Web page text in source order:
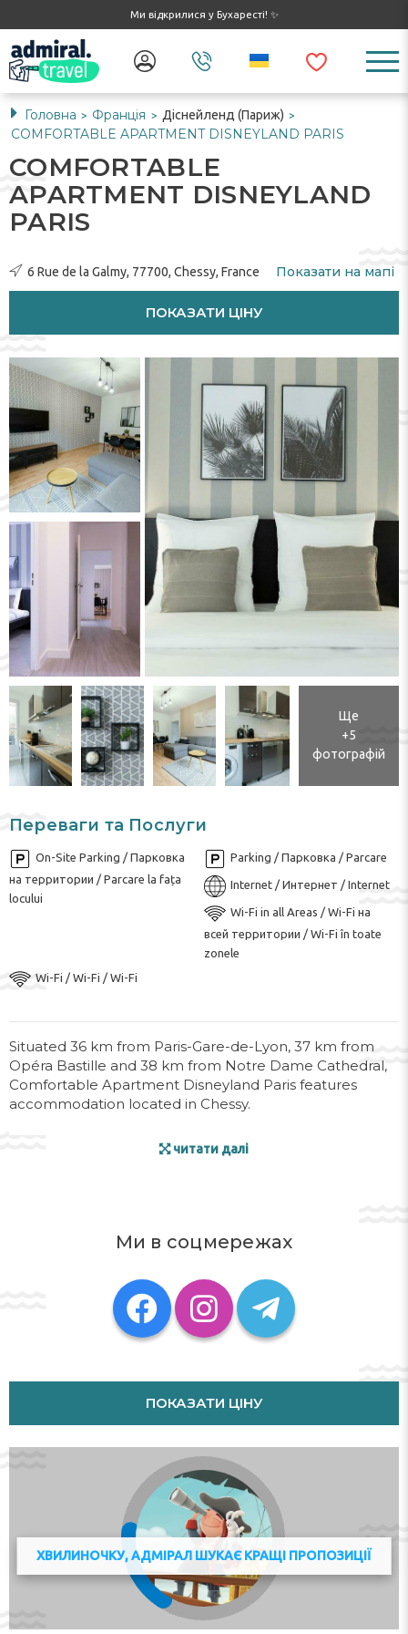
Ми відкрилися у Бухаресті! ✨
Головна > Франція > Діснейленд (Париж) >
COMFORTABLE APARTMENT DISNEYLAND PARIS
COMFORTABLE
APARTMENT DISNEYLAND
PARIS
6 Rue de la Galmy, 77700, Chessy, France Показати на мапі
ПОКАЗАТИ ЦІНУ
Ще
+5
фотографій
Переваги та Послуги
On-Site Parking / Парковка
на территории / Parcare la fața
locului
Parking / Парковка / Parcare
Internet / Интернет / Internet
Wi-Fi in all Areas / Wi-Fi на
всей территории / Wi-Fi în toate
zonele
Wi-Fi / Wi-Fi / Wi-Fi
Situated 36 km from Paris-Gare-de-Lyon, 37 km from
Opéra Bastille and 38 km from Notre Dame Cathedral,
Comfortable Apartment Disneyland Paris features
accommodation located in Chessy.
The apartment has a terrace, 2 bedrooms, a living room
and a well-equipped kitchen. A flat-screen TV is
Pompidou Centre is 38 km from the property. The
nearest airport is Paris - Charles de Gaulle Airport, 26 km
from Comfortable Apartment Disneyland Paris.
This property will not accommodate hen, stag or similar
parties. A damage deposit of EUR 450 is required. The
host charges this 14 days before arrival. This will be
Check-in 16:00 - 23:30
Check-out 01:00 - 11:00
6 Rue de la Galmy, 77700, Chessy, France
читати далі
Ми в соцмережах
ПОКАЗАТИ ЦІНУ
ХВИЛИНОЧКУ, АДМІРАЛ ШУКАЄ КРАЩІ ПРОПОЗИЦІЇ